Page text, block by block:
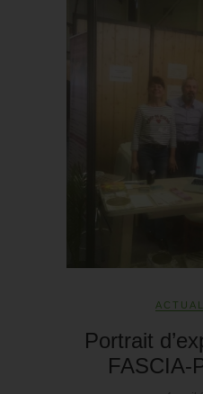
Portrait
FASCIA-